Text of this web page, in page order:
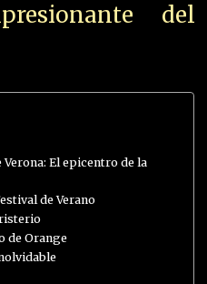
del
El epicentro de la
de Verano
de Orange